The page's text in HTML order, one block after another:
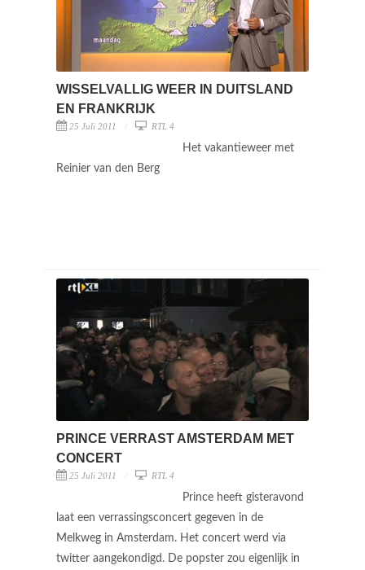
WISSELVALLIG WEER IN DUITSLAND
EN FRANKRIJK
25 Juli 2011 RTL 4
Het vakantieweer met
Reinier van den Berg
PRINCE VERRAST AMSTERDAM MET
CONCERT
25 Juli 2011 RTL 4
Prince heeft gisteravond
laat een verrassingsconcert gegeven in de
Melkweg in Amsterdam. Het concert werd via
twitter aangekondigd. De popster zou eigenlijk in